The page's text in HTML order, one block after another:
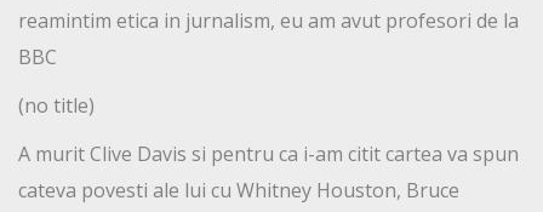
reamintim etica in jurnalism, eu am avut profesori de la
BBC
(no title)
A murit Clive Davis si pentru ca i-am citit cartea va spun
cateva povesti ale lui cu Whitney Houston, Bruce